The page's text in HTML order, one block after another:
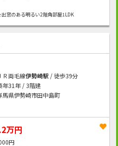
窓のある明るい2階角部屋1LDK
Ｒ両毛線伊勢崎駅/ 徒歩39分
年31年 / 3階建
馬県伊勢崎市田中島町
万円
円